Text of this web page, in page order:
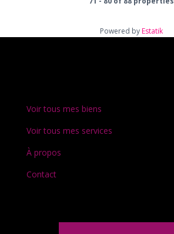
Powered byEstatik
Voir tous mes biens
Voir tous mes services
À propos
Contact